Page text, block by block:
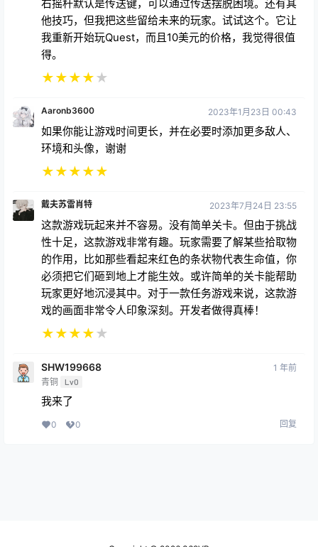
右摇杆默认是传送键，可以通过传送摆脱困境。还有其
他技巧，但我把这些留给未来的玩家。试试这个。它让
我重新开始玩Quest，而且10美元的价格，我觉得很值
得。
★★★★★
Aaronb3600 2023年1月23日 00:43
如果你能让游戏时间更长，并在必要时添加更多敌人、
环境和头像，谢谢
★★★★★
戴夫苏雷肖特 2023年7月24日 23:55
这款游戏玩起来并不容易。没有简单关卡。但由于挑战
性十足，这款游戏非常有趣。玩家需要了解某些拾取物
的作用，比如那些看起来红色的条状物代表生命值，你
必须把它们砸到地上才能生效。或许简单的关卡能帮助
玩家更好地沉浸其中。对于一款任务游戏来说，这款游
戏的画面非常令人印象深刻。开发者做得真棒！
★★★★★
SHW199668
青铜 Lv0
1 年前
我来了
0 0 回复